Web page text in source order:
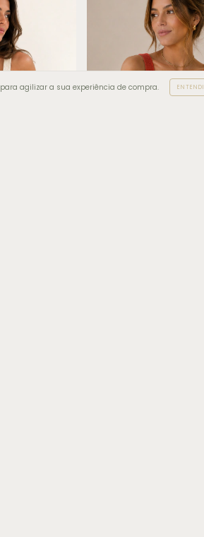
para agilizar a sua experiência de compra. ENTENDI